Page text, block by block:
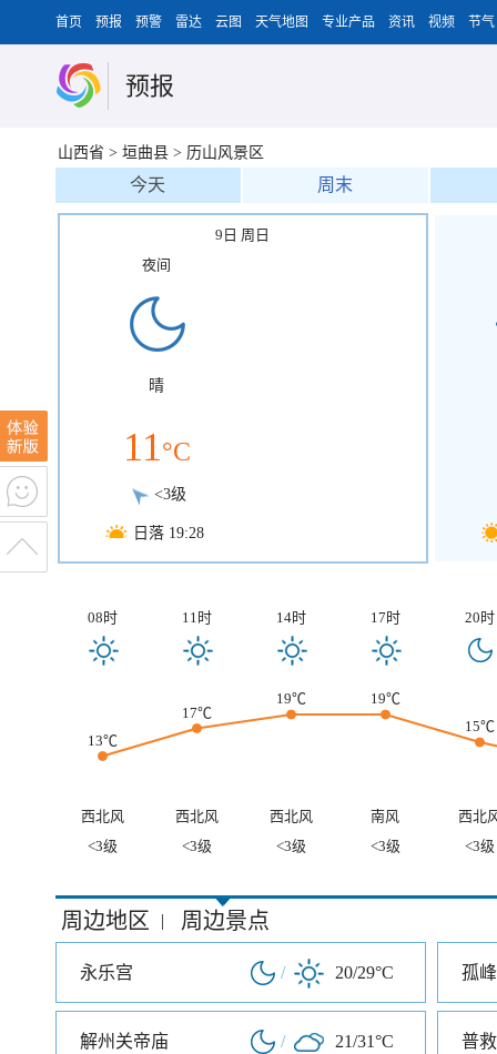
首页 预报 预警 雷达 云图 天气地图 专业产品 资讯 视频 节气
预报
山西省 > 垣曲县 > 历山风景区
今天 周末
9日 周日
夜间
晴
11°C
<3级
日落 19:28
08时 11时 14时 17时 20时
13℃
17℃
19℃
19℃
15℃
西北风 西北风 西北风 南风
西北
<3级
<3级 <3级 <3级 <3级
周边地区 | 周边景点
永乐宫 / 20/29°C 孤
解州关帝庙 / 21/31°C 普